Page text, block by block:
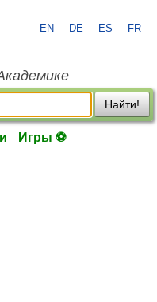
EN DE ES FR
Найти!
Игры ⚽